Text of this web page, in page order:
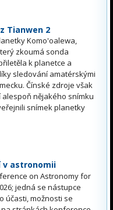
Tianwen 2
Komo'oalewa,
zkoumá sonda
k planetce a
sledování amatérskými
Čínské zdroje však
nějakého snímku
snímek planetky
v astronomii
on Astronomy for
jedná se nástupce
účasti, možnosti se